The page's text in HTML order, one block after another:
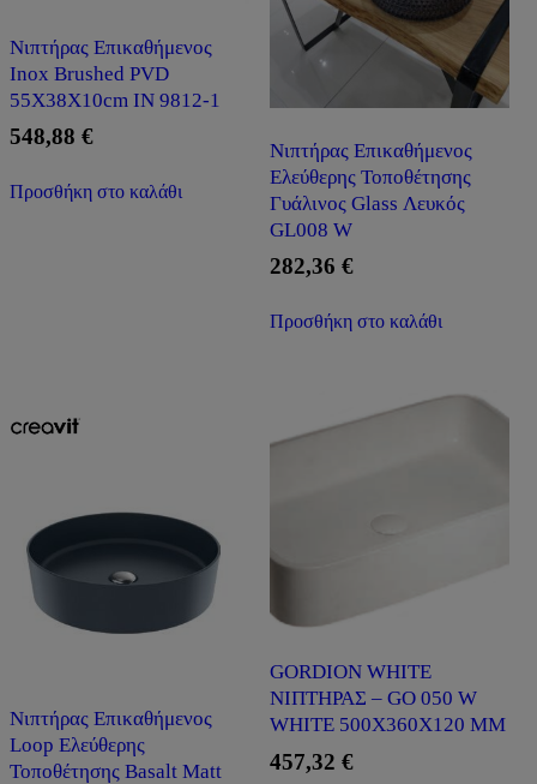
Νιπτήρας Επικαθήμενος
Inox Brushed PVD
55X38X10cm IN 9812-1
548,88 €
Προσθήκη στο καλάθι
Νιπτήρας Επικαθήμενος
Ελεύθερης Τοποθέτησης
Γυάλινος Glass Λευκός
GL008 W
282,36 €
Προσθήκη στο καλάθι
Νιπτήρας Επικαθήμενος
Loop Ελεύθερης
Τοποθέτησης Basalt Matt
GORDION WHITE
ΝΙΠΤΗΡΑΣ – GO 050 W
WHITE 500X360X120 MM
457,32 €